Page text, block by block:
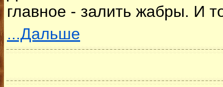
главное - залить жабры. И
...Дальше